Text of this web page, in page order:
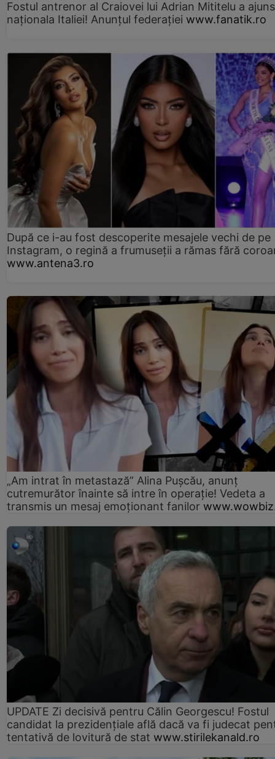
Fostul antrenor al Craiovei lui Adrian Mititelu a
naționala Italiei! Anunțul federației www.fanatik.ro
După ce i-au fost descoperite mesajele vechi de pe
Instagram, o regină a frumuseții a rămas fără
www.antena3.ro
„Am intrat în metastază” Alina Pușcău, anunț
cutremurător înainte să intre în operație! Vedeta a
transmis un mesaj emoționant fanilor
UPDATE Zi decisivă pentru Călin Georgescu! Fostul
candidat la prezidențiale află dacă va fi judecat
tentativă de lovitură de stat www.stirilekanald.ro